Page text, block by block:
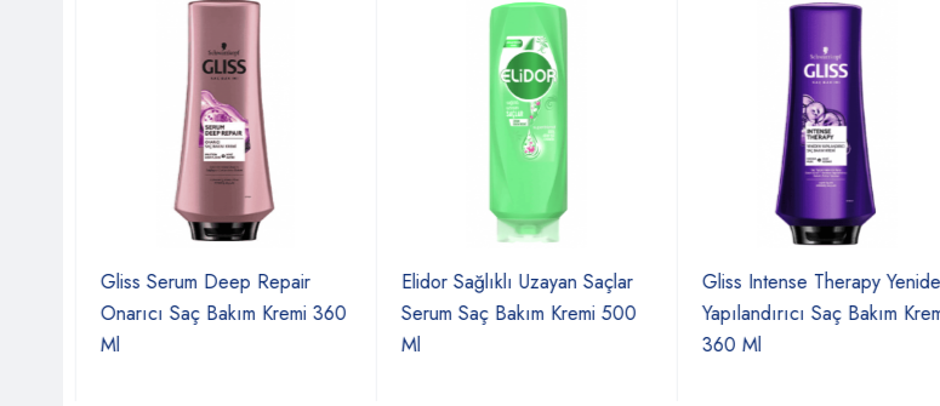
Gliss Serum Deep Repair
Onarıcı Saç Bakım Kremi 360
Ml
Elidor Sağlıklı Uzayan Saçlar
Serum Saç Bakım Kremi 500
Ml
Gliss Intense Therapy Yeniden
Yapılandırıcı Saç Bakım Kremi
360 Ml